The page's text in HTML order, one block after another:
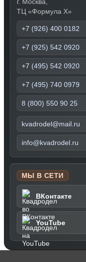
ТЦ «Формула Х»
+7 (926) 400 0182
+7 (925) 542 0920
+7 (495) 542 0920
+7 (495) 740 0979
8 (800) 550 90 25
kvadrodel@mail.ru
info@kvadrodel.ru
МЫ В СЕТИ
ВКонтакте
YouTube